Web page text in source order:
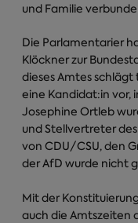
und Familie
Die Parlamentarier
Klöckner zur
dieses Amtes
eine Kandidat:in vor,
Josephine Ortleb
und Stellvertreter
von CDU/CSU, den
der AfD wurde nicht
Mit der
auch die Amtszeiten